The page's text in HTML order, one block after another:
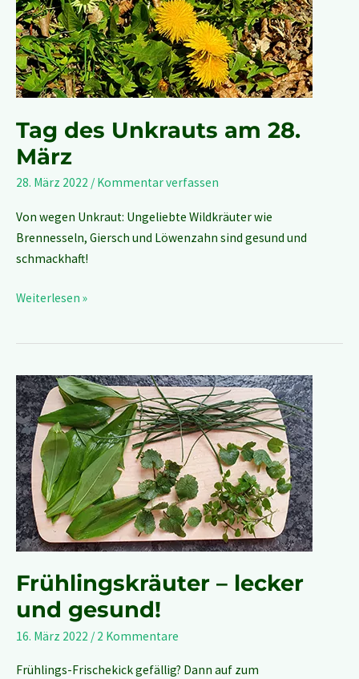
Tag des Unkrauts am 28.
März
28. März 2022 / Kommentar verfassen
Von wegen Unkraut: Ungeliebte Wildkräuter wie
Brennesseln, Giersch und Löwenzahn sind gesund und
schmackhaft!
28.
März
Weiterlesen »
Frühlingskräuter – lecker
und gesund!
16. März 2022 / 2 Kommentare
Frühlings-Frischekick gefällig? Dann auf zum
Frühlingskräuter
–
lecker
und
gesund!